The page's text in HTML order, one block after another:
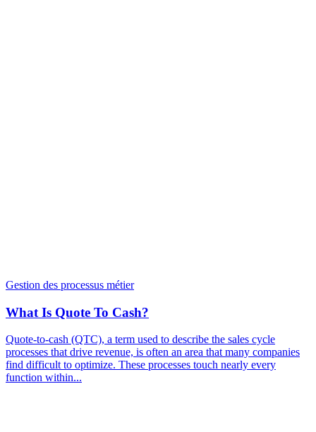
Gestion des processus métier
What Is Quote To Cash?
Quote-to-cash (QTC), a term used to describe the sales cycle
processes that drive revenue, is often an area that many companies
find difficult to optimize. These processes touch nearly every
function within...